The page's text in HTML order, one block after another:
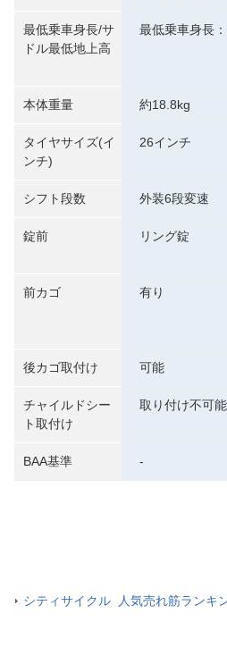
最低乗車身長/サ
ドル最低地上高
本体重量
タイヤサイズ(イ
ンチ)
シフト段数
錠前
前カゴ
後カゴ取付け
チャイルドシー
ト取付け
BAA基準
最低乗車身長
約18.8kg
26インチ
外装6段変速
リング錠
有り
可能
取り付け不可能
-
シティサイクル 人気売れ筋ランキ